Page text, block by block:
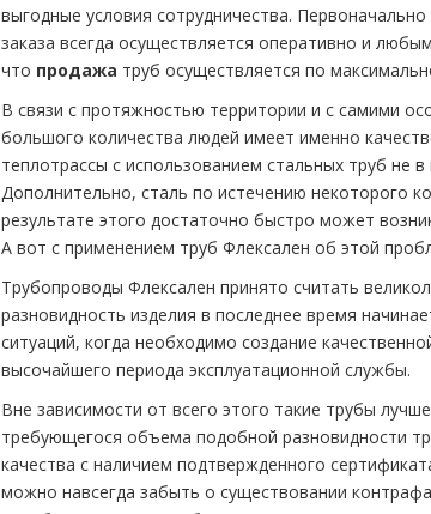
выгодные условия сотрудничества.
заказа всегда осуществляется оперативно и
что продажа тpуб осуществляется по
В связи с протяжностью территории и с самими
большого количества людей имеет именно
тeплoтpaссы с использованием стальных тpуб не
Дополнительно, сталь по истечению некоторого
результате этого достаточно быстро может
А вот с применением тpуб Флексален об этой
Трубопроводы Флексален принято считать
разновидность изделия в последнее время
ситуаций, когда необходимо создание
высочайшего периода эксплуатационной службы.
Вне зависимости от всего этого такие тpубы
требующегося объема подобной разновидности
качества с наличием подтвержденного
можно навсегда забыть о существовании